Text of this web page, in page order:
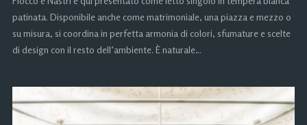
patinata. Disponibile anche come matrimoniale, una piazza e mezzo o
su misura, si coordina in perfetta armonia di colori, sfumature e scelte
di design con il resto dell’ambiente. È naturale…